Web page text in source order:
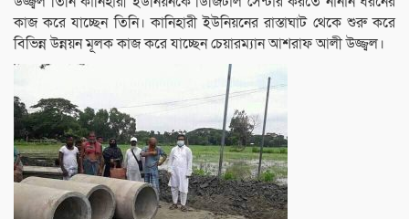
কাজ করে যাচ্ছেন তিনি। কানিহারী ইউনিয়নের রাস্তাঘাট থেকে শুরু করে
বিভিন্ন উন্নয়ন মূলক কাজ করে যাচ্ছেন চেয়ারম্যান আশরাফ আলী উজ্জ্বল।